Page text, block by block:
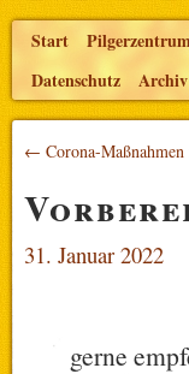
Start
Datenschutz
Archiv
← Corona-Maßnahmen
31. Januar 2022
gerne